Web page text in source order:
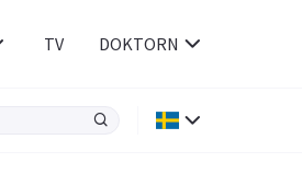
TV DOKTORN